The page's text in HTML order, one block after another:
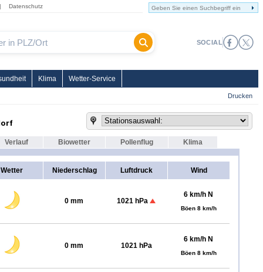
| Datenschutz
SOCIAL
Klima Wetter-Service
Drucken
Verlauf Biowetter Pollenflug Klima
Wetter Niederschlag Luftdruck Wind
0 mm 1021 hPa
6 km/h N
Böen 8 km/h
0 mm 1021 hPa
6 km/h N
Böen 8 km/h